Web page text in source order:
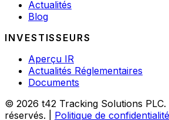
Actualités
Blog
INVESTISSEURS
Aperçu IR
Actualités Réglementaires
Documents
© 2026 t42 Tracking Solutions PLC.
réservés.
Politique de confidentialité